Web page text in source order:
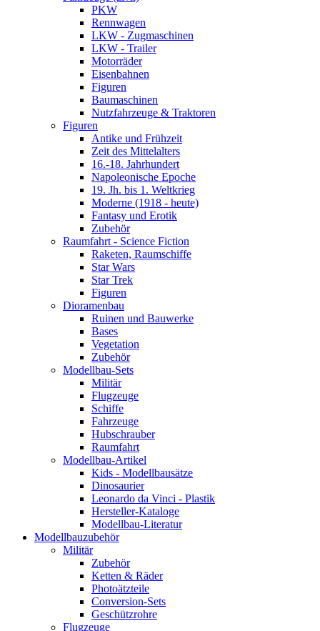
PKW
Rennwagen
LKW - Zugmaschinen
LKW - Trailer
Motorräder
Eisenbahnen
Figuren
Baumaschinen
Nutzfahrzeuge & Traktoren
Figuren
Antike und Frühzeit
Zeit des Mittelalters
16.-18. Jahrhundert
Napoleonische Epoche
19. Jh. bis 1. Weltkrieg
Moderne (1918 - heute)
Fantasy und Erotik
Zubehör
Raumfahrt - Science Fiction
Raketen, Raumschiffe
Star Wars
Star Trek
Figuren
Dioramenbau
Ruinen und Bauwerke
Bases
Vegetation
Zubehör
Modellbau-Sets
Militär
Flugzeuge
Schiffe
Fahrzeuge
Hubschrauber
Raumfahrt
Modellbau-Artikel
Kids - Modellbausätze
Dinosaurier
Leonardo da Vinci - Plastik
Hersteller-Kataloge
Modellbau-Literatur
Modellbauzubehör
Militär
Zubehör
Ketten & Räder
Photoätzteile
Conversion-Sets
Geschützrohre
Flugzeuge